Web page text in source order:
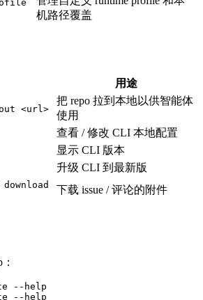
机路径覆盖
用途
<url>
把 repo 拉到本地以供智能体
使用
查看 / 修改 CLI 本地配置
显示 CLI 版本
升级 CLI 到最新版
下载 issue / 评论的附件
--help